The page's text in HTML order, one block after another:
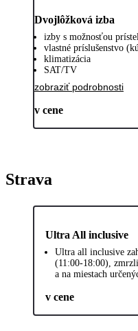
Dvojlôžková izba
izby s možnosťou
vlastné príslušenstvo
klimatizácia
SAT/TV
zobraziť podrobnosti
v cene
Strava
Ultra All inclusive
Ultra all inclusive
(11:00-18:00),
a na miestach
v cene